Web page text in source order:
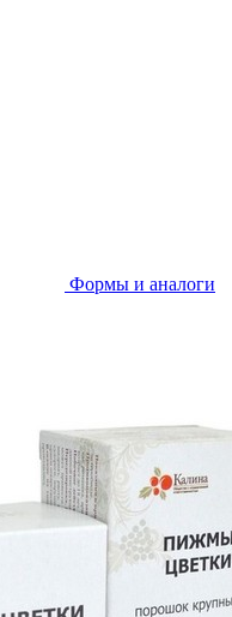
Формы и аналоги